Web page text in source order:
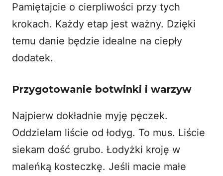
Pamiętajcie o cierpliwości przy tych
krokach. Każdy etap jest ważny. Dzięki
temu danie będzie idealne na ciepły
dodatek.
Przygotowanie botwinki i warzyw
Najpierw dokładnie myję pęczek.
Oddzielam liście od łodyg. To mus. Liście
siekam dość grubo. Łodyżki kroję w
maleńką kosteczkę. Jeśli macie małe